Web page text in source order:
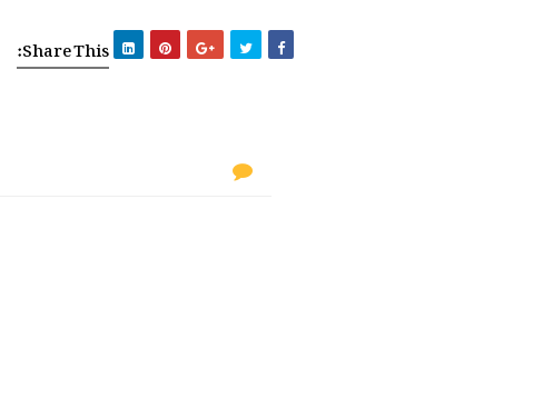
__,_._,___
Share This: